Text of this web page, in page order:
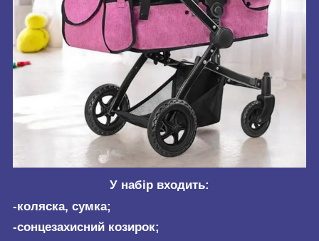
У набір входить:
-коляска, сумка;
-сонцезахисний козирок;